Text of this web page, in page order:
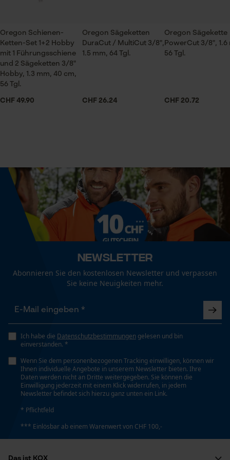
Lieferumfang
1 x Führungsschiene
Schienenlänge
45 cm
Technische Spezifikationen
Automatische Kettenschmierung
Nein
Eigenschaft
Robust, Hohe Stabilität, Hohe Schnittleistung, Lange
Lebensdauer
Häckselfunktion
Nein
Nein
Oregon Schienen-
Ketten-Set 1+2 Hobby
mit 1 Führungsschiene
und 2 Sägeketten 3/8"
Hobby, 1.3 mm, 40 cm,
56 Tgl.
CHF 49.90
Oregon Sägeketten
DuraCut / MultiCut 3/8",
1.5 mm, 64 Tgl.
CHF 26.24
Oregon Sägekette
PowerCut 3/8", 1.6
56 Tgl.
CHF 20.72
Newsletter
Abonnieren Sie den kostenlosen Newsletter und verpassen
Sie keine Neuigkeiten mehr.
Ich habe die Datenschutzbestimmungen gelesen und bin
einverstanden. *
Wenn Sie dem personenbezogenen Tracking einwilligen, können wir
Ihnen individuelle Angebote in unserem Newsletter bieten. Ihre
Daten werden nicht an Dritte weitergegeben. Sie können die
Einwilligung jederzeit mit einem Klick widerrufen, in jedem
Newsletter befindet sich hierzu ganz unten ein Link.
* Pflichtfeld
*** Einlösbar ab einem Warenwert von CHF 100,-
Das ist KOX
Speichern der Auswahl zur
Datenverarbeitung
Statistik Cookies
Mouseflow Web Analytics Tool
Fact-Finder Tracking
Funktionale Cookies
Loop54 Personalization
Gespeicherter Warenkorb
YouTube-Videos
Google Maps
Kontaktaufnahme per Chat
Marketing Cookies